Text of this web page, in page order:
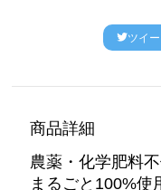
ツイ
商品詳細
農薬・化学肥料
まるごと100%使